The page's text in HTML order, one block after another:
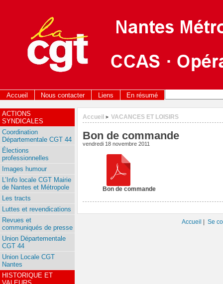
Accueil Nous contacter Liens En résumé
Accueil > VACANCES ET LOISIRS
Bon de commande
vendredi 18 novembre 2011
Bon de commande
ACTIONS
SYNDICALES
Coordination
Départementale CGT 44
Élections
professionnelles
Images humour
L’Info locale CGT Mairie
de Nantes et Métropole
Les tracts
Luttes et revendications
Revues et
communiqués de presse
Union Départementale
CGT 44
Union Locale CGT
Nantes
HISTORIQUE ET
Accueil | Se